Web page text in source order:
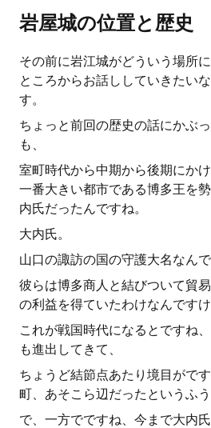
岩屋城の位置と歴史
その前に岩江城がどういう場所
ところからお話ししていきたい
す。
ちょっと前回の歴史の話にかぶ
も、
室町時代から中期から後期にか
一番大きい都市である博多王を
内氏だったんですね。
大内氏。
山口の諏訪の国の守護大名なんで
彼らは博多商人と結びついて貿
の利益を得ていたわけなんですけ
これが戦国時代になるとですね
も進出してきて、
ちょうど結節点あたり境目がで
町、あそこら辺だったというふ
で、一方でですね、今まで大内